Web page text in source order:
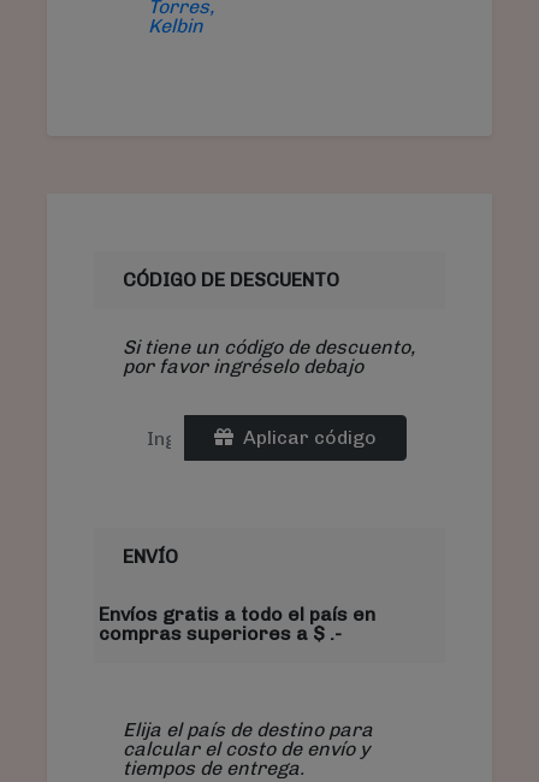
Torres,
Kelbin
CÓDIGO DE DESCUENTO
Si tiene un código de descuento,
por favor ingréselo debajo
Aplicar código
ENVÍO
Envíos gratis a todo el país en
compras superiores a $ .-
Elija el país de destino para
calcular el costo de envío y
tiempos de entrega.